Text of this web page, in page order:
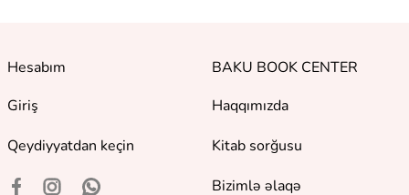
Hesabım
Giriş
Qeydiyyatdan keçin
BAKU BOOK CENTER
Haqqımızda
Kitab sorğusu
Bizimlə əlaqə